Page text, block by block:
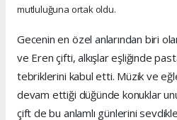
mutluluğuna ortak oldu.
Gecenin en özel anlarından biri
ve Eren çifti, alkışlar eşliğinde
tebriklerini kabul etti. Müzik ve
devam ettiği düğünde konuklar
çift de bu anlamlı günlerini